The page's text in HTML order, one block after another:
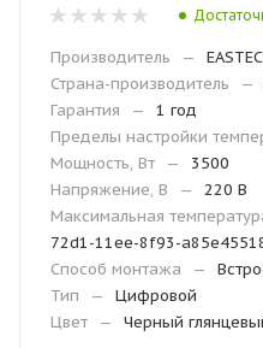
Производитель —
EASTEC
Страна-производитель
—
Гарантия
—
1 год
Пределы настройки
Мощность, Вт
—
3500
Напряжение, В
—
220 В
Максимальная
72d1-11ee-8f93-
Способ монтажа
—
Тип
—
Цифровой
Цвет
— Черный